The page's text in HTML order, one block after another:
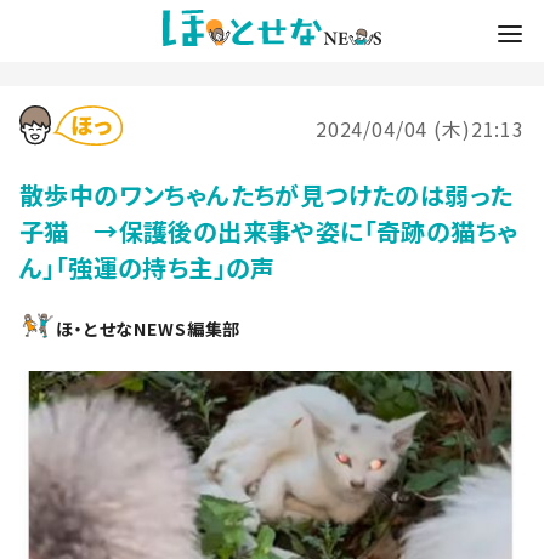
2024/04/04 (木)21:13
散歩中のワンちゃんたちが見つけたのは弱った
子猫 →保護後の出来事や姿に「奇跡の猫ちゃ
ん」「強運の持ち主」の声
ほ・とせなNEWS編集部